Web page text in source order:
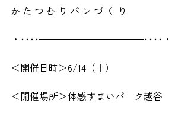
か た つ む り パ ン づ く り
・････━━━━━━━━━━━････・
＜開催日時＞6/14（土）
＜開催場所＞体感すまいパーク越谷